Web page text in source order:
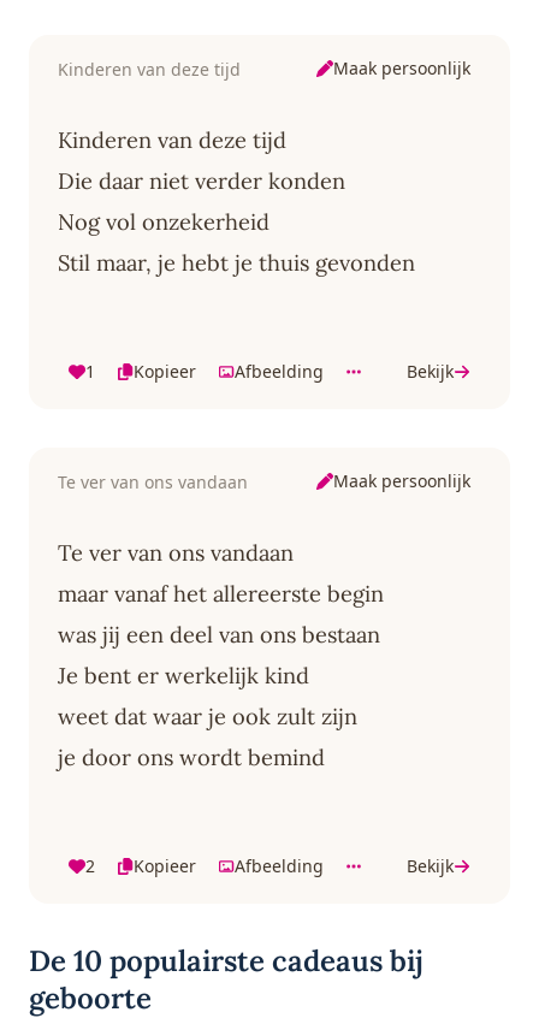
Kinderen van deze tijd Maak persoonlijk
Kinderen van deze tijd
Die daar niet verder konden
Nog vol onzekerheid
Stil maar, je hebt je thuis gevonden
1 Kopieer Afbeelding Bekijk
Te ver van ons vandaan Maak persoonlijk
Te ver van ons vandaan
maar vanaf het allereerste begin
was jij een deel van ons bestaan
Je bent er werkelijk kind
weet dat waar je ook zult zijn
je door ons wordt bemind
2 Kopieer Afbeelding Bekijk
De 10 populairste cadeaus bij
geboorte